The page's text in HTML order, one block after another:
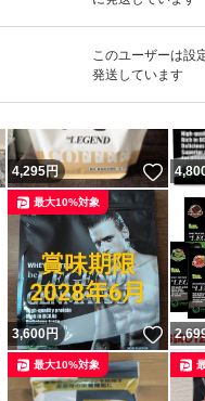
このユーザーは設
発送しています
いい
4,800
いいね！
4,295円 いい
いいね！
3,600円 い
最大10%対象
最大10%対象